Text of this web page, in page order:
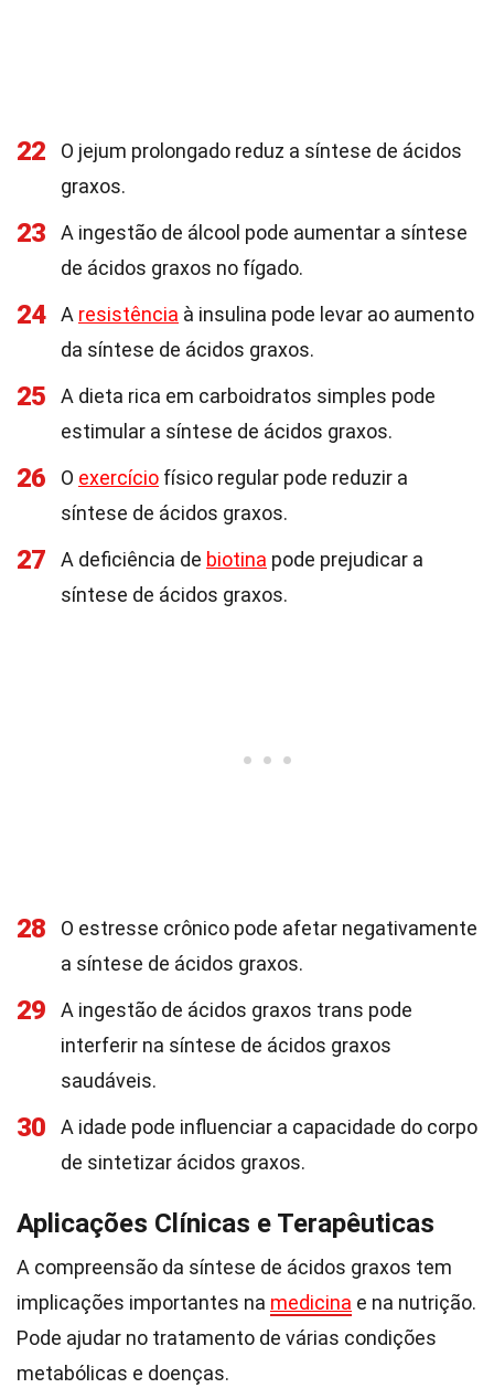
22
O jejum prolongado reduz a síntese de ácidos
graxos.
23
A ingestão de álcool pode aumentar a síntese
de ácidos graxos no fígado.
24 A resistência à insulina pode levar ao aumento
da síntese de ácidos graxos.
25
A dieta rica em carboidratos simples pode
estimular a síntese de ácidos graxos.
26 O exercício físico regular pode reduzir a
síntese de ácidos graxos.
27 A deficiência de biotina pode prejudicar a
síntese de ácidos graxos.
28
O estresse crônico pode afetar negativamente
a síntese de ácidos graxos.
29
A ingestão de ácidos graxos trans pode
interferir na síntese de ácidos graxos
saudáveis.
30
A idade pode influenciar a capacidade do corpo
de sintetizar ácidos graxos.
Aplicações Clínicas e Terapêuticas
A compreensão da síntese de ácidos graxos tem
implicações importantes na medicina e na nutrição.
Pode ajudar no tratamento de várias condições
metabólicas e doenças.